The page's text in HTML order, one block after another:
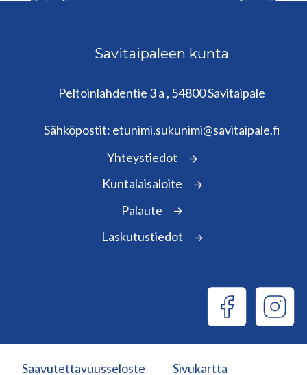
Savitaipaleen kunta
Peltoinlahdentie 3 a , 54800 Savitaipale
Sähköpostit: etunimi.sukunimi@savitaipale.fi
Yhteystiedot
Kuntalaisaloite
Palaute
Laskutustiedot
Saavutettavuusseloste Sivukartta